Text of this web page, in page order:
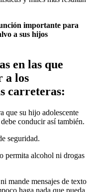
importante para
a sus hijos
en las que
a los
carreteras:
que su hijo adolescente
conducir así también.
seguridad.
permita alcohol ni drogas
mande mensajes de texto
haga nada que pueda